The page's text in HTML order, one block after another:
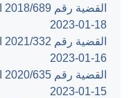
‎2023-01-18‏
‎2023-01-16‏
‎2023-01-15‏